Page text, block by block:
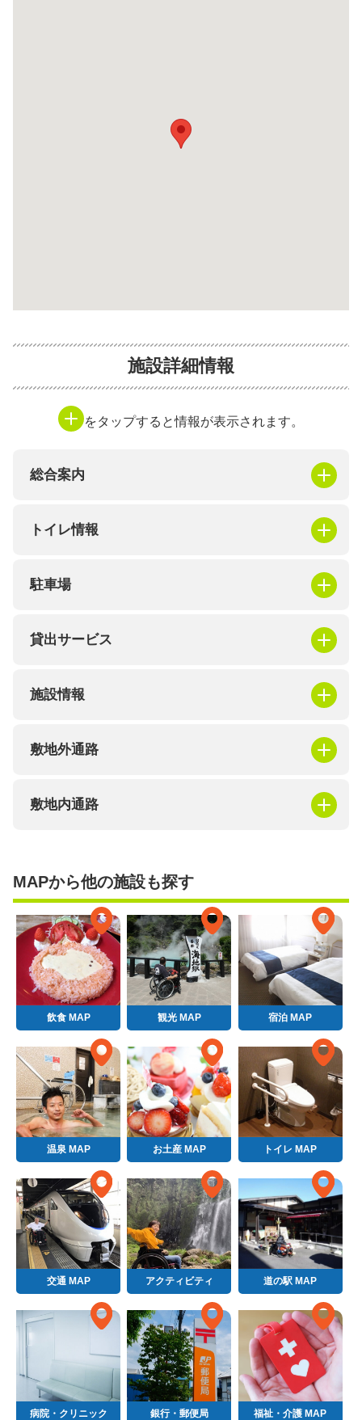
施設詳細情報
をタップすると情報が表示されます。
総合案内
トイレ情報
駐車場
貸出サービス
施設情報
敷地外通路
敷地内通路
MAPから他の施設も探す
飲食 MAP 観光 MAP 宿泊 MAP
温泉 MAP お土産 MAP トイレ MAP
交通 MAP アクティビティ 道の駅 MAP
病院・クリニック 銀行・郵便局 福祉・介護 MAP